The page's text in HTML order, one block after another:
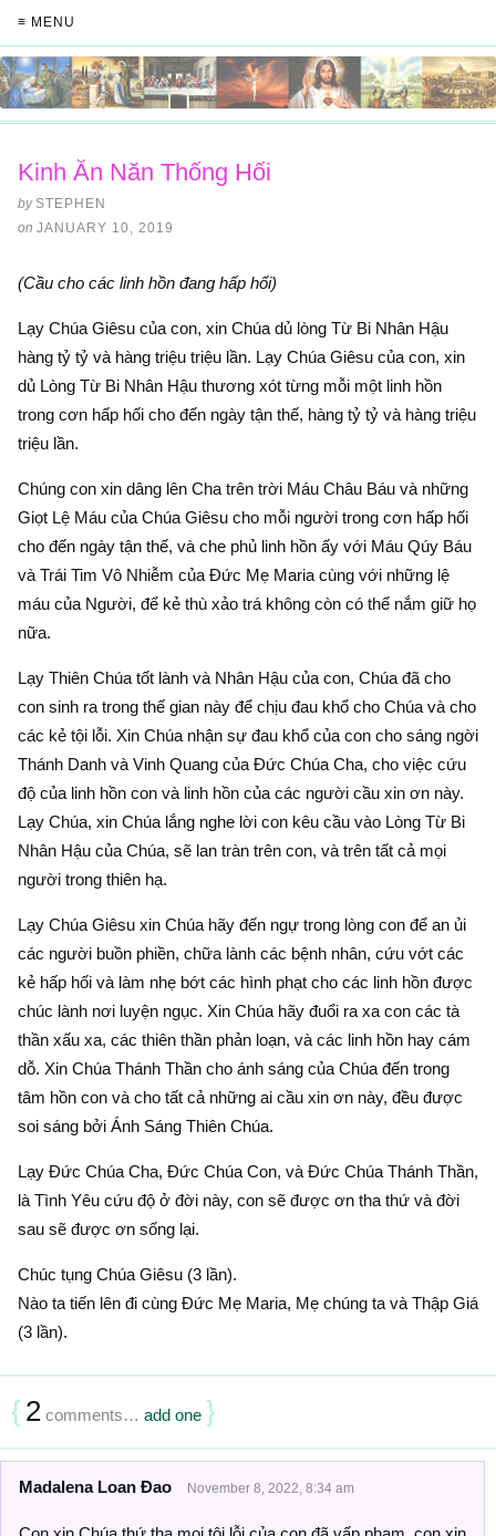
≡ MENU
Kinh Ăn Năn Thống Hối
by STEPHEN
on JANUARY 10, 2019
(Cầu cho các linh hồn đang hấp hối)
Lạy Chúa Giêsu của con, xin Chúa dủ lòng Từ Bi Nhân Hậu
hàng tỷ tỷ và hàng triệu triệu lần. Lạy Chúa Giêsu của con, xin
dủ Lòng Từ Bi Nhân Hậu thương xót từng mỗi một linh hồn
trong cơn hấp hối cho đến ngày tận thế, hàng tỷ tỷ và hàng triệu
triệu lần.
Chúng con xin dâng lên Cha trên trời Máu Châu Báu và những
Giọt Lệ Máu của Chúa Giêsu cho mỗi người trong cơn hấp hối
cho đến ngày tận thế, và che phủ linh hồn ấy với Máu Qúy Báu
và Trái Tim Vô Nhiễm của Đức Mẹ Maria cùng với những lệ
máu của Người, để kẻ thù xảo trá không còn có thể nắm giữ họ
nữa.
Lạy Thiên Chúa tốt lành và Nhân Hậu của con, Chúa đã cho
con sinh ra trong thế gian này để chịu đau khổ cho Chúa và cho
các kẻ tội lỗi. Xin Chúa nhận sự đau khổ của con cho sáng ngời
Thánh Danh và Vinh Quang của Đức Chúa Cha, cho việc cứu
độ của linh hồn con và linh hồn của các người cầu xin ơn này.
Lạy Chúa, xin Chúa lắng nghe lời con kêu cầu vào Lòng Từ Bi
Nhân Hậu của Chúa, sẽ lan tràn trên con, và trên tất cả mọi
người trong thiên hạ.
Lạy Chúa Giêsu xin Chúa hãy đến ngự trong lòng con để an ủi
các người buồn phiền, chữa lành các bệnh nhân, cứu vớt các
kẻ hấp hối và làm nhẹ bớt các hình phạt cho các linh hồn được
chúc lành nơi luyện ngục. Xin Chúa hãy đuổi ra xa con các tà
thần xấu xa, các thiên thần phản loạn, và các linh hồn hay cám
dỗ. Xin Chúa Thánh Thần cho ánh sáng của Chúa đến trong
tâm hồn con và cho tất cả những ai cầu xin ơn này, đều được
soi sáng bởi Ánh Sáng Thiên Chúa.
Lạy Đức Chúa Cha, Đức Chúa Con, và Đức Chúa Thánh Thần,
là Tình Yêu cứu độ ở đời này, con sẽ được ơn tha thứ và đời
sau sẽ được ơn sống lại.
Chúc tụng Chúa Giêsu (3 lần).
Nào ta tiến lên đi cùng Đức Mẹ Maria, Mẹ chúng ta và Thập Giá
(3 lần).
{ 2 comments… add one }
Madalena Loan Đao November 8, 2022, 8:34 am